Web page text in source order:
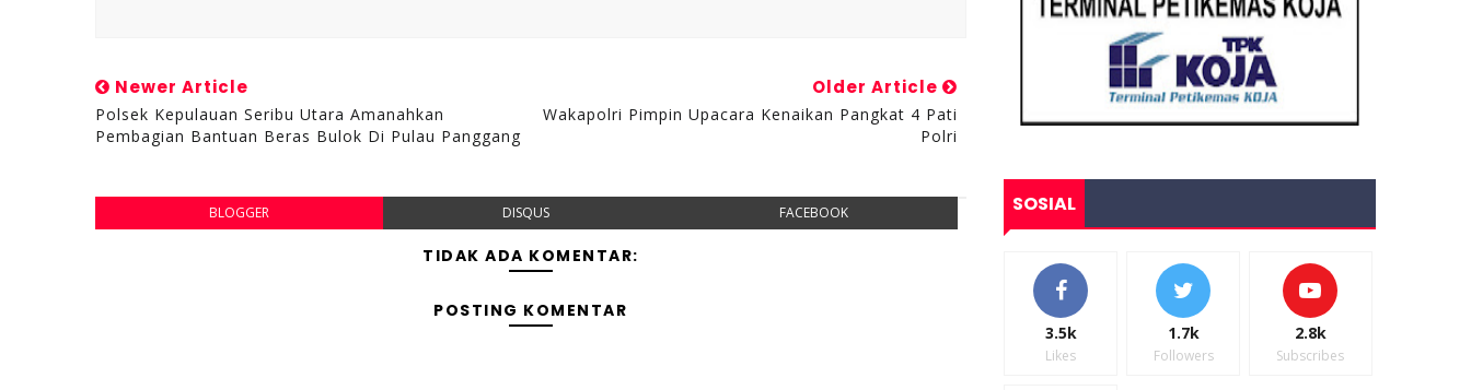
Newer Article
Polsek Kepulauan Seribu Utara Amanahkan
Pembagian Bantuan Beras Bulok Di Pulau Panggang
Older Article
Wakapolri Pimpin Upacara Kenaikan Pangkat 4 Pati
Polri
BLOGGER DISQUS FACEBOOK
TIDAK ADA KOMENTAR:
POSTING KOMENTAR
SOSIAL
3.5k
Likes
1.7k
Followers
2.8k
Subscribes